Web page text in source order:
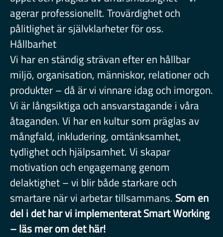
agerar professionellt. Trovärdighet och
pålitlighet är självklarheter för oss.
Hållbarhet
Vi har en ständig strävan efter en hållbar
miljö, organisation, människor, relationer och
produkter – då är vi vinnare idag och imorgon.
Vi är långsiktiga och ansvarstagande i våra
åtaganden. Vi har en kultur som präglas av
mångfald, inkludering, omtänksamhet,
tydlighet och hjälpsamhet. Vi skapar
motivation och engagemang genom
delaktighet – vi blir både starkare och
smartare när vi arbetar tillsammans. Som en
del i det har vi implementerat Smart Working
– läs mer om det här!